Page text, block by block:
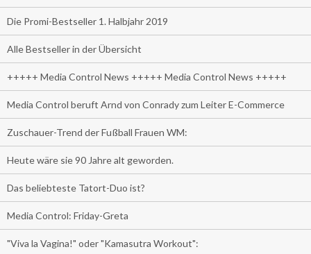
Die Promi-Bestseller 1. Halbjahr 2019
Alle Bestseller in der Übersicht
+++++ Media Control News +++++ Media Control News +++++
Media Control beruft Arnd von Conrady zum Leiter E-Commerce
Zuschauer-Trend der Fußball Frauen WM:
Heute wäre sie 90 Jahre alt geworden.
Das beliebteste Tatort-Duo ist?
Media Control: Friday-Greta
"Viva la Vagina!" oder "Kamasutra Workout":